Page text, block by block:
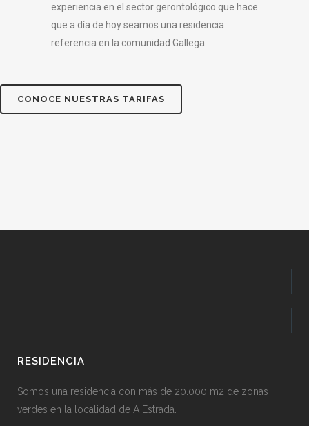
experiencia en el sector gerontológico que hace
que a día de hoy seamos una residencia
referencia en la comunidad Gallega.
CONOCE NUESTRAS TARIFAS
RESIDENCIA
Somos una residencia con más de 20.000 m2 de zonas
verdes en la localidad de A Estrada.